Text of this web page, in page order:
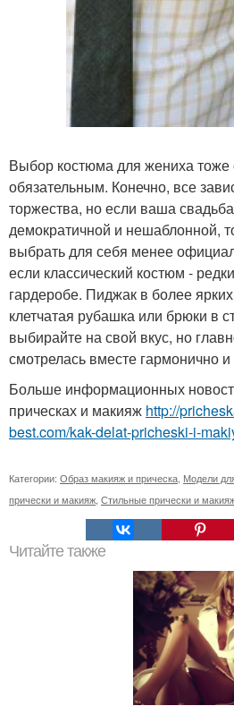
Выбор костюма для жениха тоже
обязательным. Конечно, все
торжества, но если ваша
демократичной и нешаблонной,
выбрать для себя менее
если классический костюм -
гардеробе. Пиджак в более
клетчатая рубашка или брюки в
выбирайте на свой вкус, но
смотрелась вместе гармонично и
Больше информационных
прическах и макияж http://
best.com/kak-delat-pricheski-i-
Категории: Образ макияж и прическа Модели
прически и макияж Стильные прически и
Читайте также